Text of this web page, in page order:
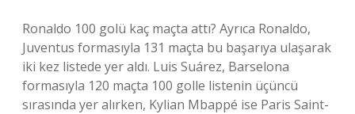
Ronaldo 100 golü kaç maçta attı? Ayrıca Ronaldo,
Juventus formasıyla 131 maçta bu başarıya ulaşarak
iki kez listede yer aldı. Luis Suárez, Barselona
formasıyla 120 maçta 100 golle listenin üçüncü
sırasında yer alırken, Kylian Mbappé ise Paris Saint-